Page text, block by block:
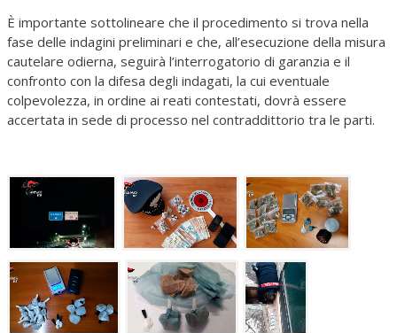
È importante sottolineare che il procedimento si trova nella
fase delle indagini preliminari e che, all’esecuzione della misura
cautelare odierna, seguirà l’interrogatorio di garanzia e il
confronto con la difesa degli indagati, la cui eventuale
colpevolezza, in ordine ai reati contestati, dovrà essere
accertata in sede di processo nel contraddittorio tra le parti.